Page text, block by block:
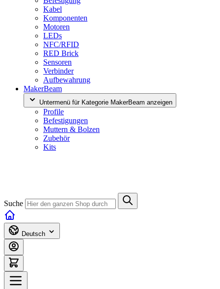
Kabel
Komponenten
Motoren
LEDs
NFC/RFID
RED Brick
Sensoren
Verbinder
Aufbewahrung
MakerBeam
Untermenü für Kategorie MakerBeam anzeigen
Profile
Befestigungen
Muttern & Bolzen
Zubehör
Kits
Suche
Deutsch